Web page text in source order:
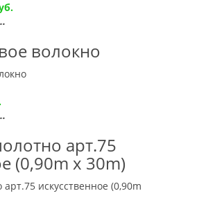
волокно
арт.75
(0,90m x 30m)